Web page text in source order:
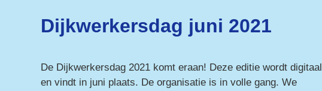
Dijkwerkersdag juni 2021
De Dijkwerkersdag 2021 komt eraan! Deze editie wordt digitaal
en vindt in juni plaats. De organisatie is in volle gang. We